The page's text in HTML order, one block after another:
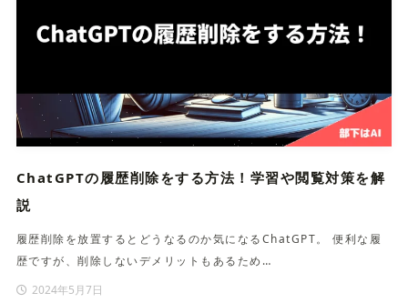
ChatGPTの履歴削除をする方法！学習や閲覧対策を解
説
履歴削除を放置するとどうなるのか気になるChatGPT。 便利な履
歴ですが、削除しないデメリットもあるため…
2024年5月7日